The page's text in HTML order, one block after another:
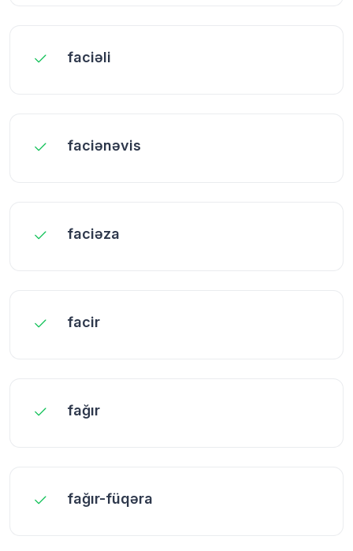
faciəli
faciənəvis
faciəza
facir
fağır
fağır-füqəra